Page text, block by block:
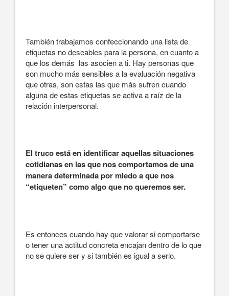
También trabajamos confeccionando una lista de
etiquetas no deseables para la persona, en cuanto a
que los demás las asocien a ti. Hay personas que
son mucho más sensibles a la evaluación negativa
que otras, son estas las que más sufren cuando
alguna de estas etiquetas se activa a raíz de la
relación interpersonal.
El truco está en identificar aquellas situaciones
cotidianas en las que nos comportamos de una
manera determinada por miedo a que nos
“etiqueten” como algo que no queremos ser.
Es entonces cuando hay que valorar si comportarse
o tener una actitud concreta encajan dentro de lo que
no se quiere ser y si también es igual a serlo.